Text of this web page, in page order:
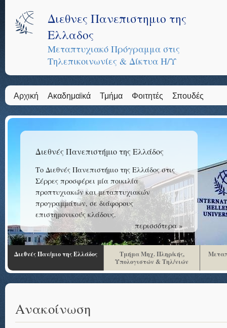
Διεθνες Πανεπιστημιο της
Ελλαδος
Μεταπτυχιακό Πρόγραμμα στις
Τηλεπικοινωνίες & Δίκτυα Η/Υ
Αρχική Ακαδημαϊκά Τμήμα Φοιτητές Σπουδές
Διεθνές Πανεπιστήμιο της Ελλάδος
Το Διεθνές Πανεπιστήμιο της Ελλάδος στις
Σέρρες προσφέρει μία ποικιλία
προπτυχιακών και μεταπτυχιακών
προγραμμάτων, σε διάφορους
επιστημονικούς κλάδους.
περισσότερα »
Διεθνές Παν/μιο της Ελλάδος
Τμήμα Μηχ. Πληρ/κής,
Υπολογιστών & Τηλ/νιών
Ανακοίνωση